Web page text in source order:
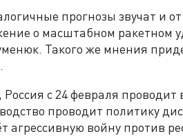
прогнозы звучат и
о масштабном ракетном
Такого же мнения
с 24 февраля
проводит политику
агрессивную войну против